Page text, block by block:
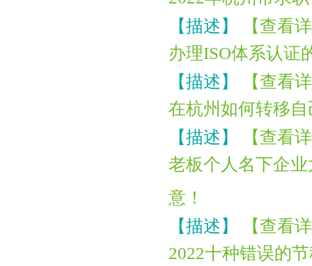
【描述】
【查看
办理ISO体系认证
【描述】
【查看
在杭州如何转移
【描述】
【查看
老板个人名下企
意！
【描述】
【查看
2022十种错误的